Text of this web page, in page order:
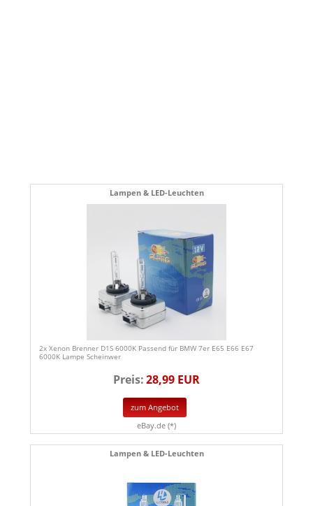
Lampen & LED-Leuchten
2x Xenon Brenner D1S 6000K Passend für BMW 7er E65 E66 E67
6000K Lampe Scheinwer
Preis:28,99 EUR
zum Angebot
eBay.de (*)
Lampen & LED-Leuchten